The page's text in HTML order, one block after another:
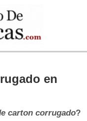
en
carton corrugado?